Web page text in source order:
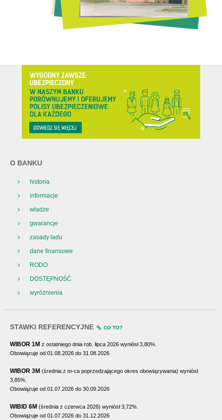
O BANKU
historia
informacje
władze
gwarancje
zasady ładu
dane finansowe
RODO
DOSTĘPNOŚĆ
wyróżnienia
STAWKI REFERENCYJNE CO TO?
WIBOR 1M z ostatniego dnia rob. lipca 2026 wyniósł 3,80%.
Obowiązuje od 01.08.2026 do 31.08.2026
WIBOR 3M (średnia z m-ca poprzedzającego okres obowiązywania) wyniósł
3,85%.
Obowiązuje od 01.07.2026 do 30.09.2026
WIBID 6M (średnia z czerwca 2026) wyniósł 3,72%.
Obowiązuje od 01.07.2026 do 31.12.2026